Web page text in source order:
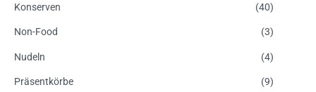
Konserven (40)
Non-Food (3)
Nudeln (4)
Präsentkörbe (9)